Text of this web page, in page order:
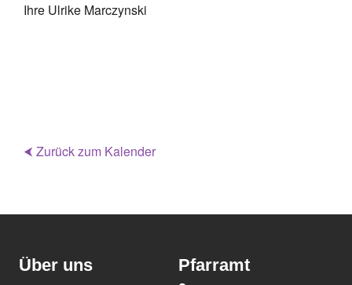
Ihre Ulrike Marczynski
⮜ Zurück zum Kalender
Über uns Pfarramt